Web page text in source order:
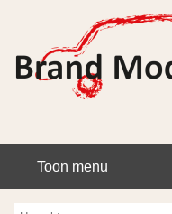
Toon menu